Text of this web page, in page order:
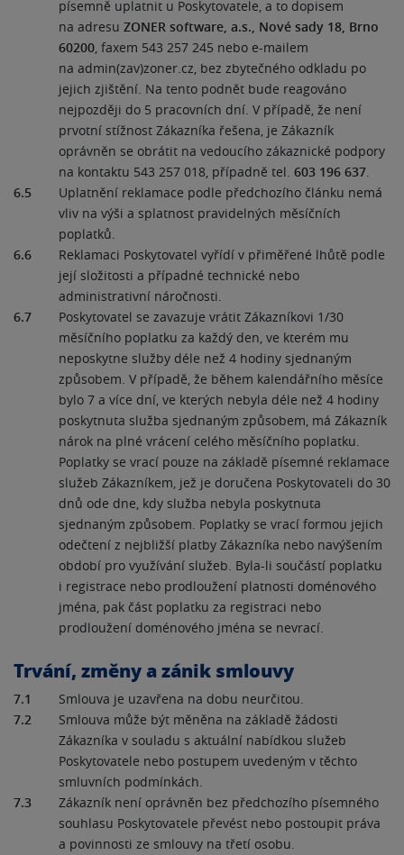
písemně uplatnit u Poskytovatele, a to dopisem
na adresu ZONER software, a.s., Nové sady 18, Brno
60200, faxem 543 257 245 nebo e-mailem
na admin(zav)zoner.cz, bez zbytečného odkladu po
jejich zjištění. Na tento podnět bude reagováno
nejpozději do 5 pracovních dní. V případě, že není
prvotní stížnost Zákazníka řešena, je Zákazník
oprávněn se obrátit na vedoucího zákaznické podpory
na kontaktu 543 257 018, případně tel. 603 196 637.
6.5
Uplatnění reklamace podle předchozího článku nemá
vliv na výši a splatnost pravidelných měsíčních
poplatků.
6.6
Reklamaci Poskytovatel vyřídí v přiměřené lhůtě podle
její složitosti a případné technické nebo
administrativní náročnosti.
6.7
Poskytovatel se zavazuje vrátit Zákazníkovi 1/30
měsíčního poplatku za každý den, ve kterém mu
neposkytne služby déle než 4 hodiny sjednaným
způsobem. V případě, že během kalendářního měsíce
bylo 7 a více dní, ve kterých nebyla déle než 4 hodiny
poskytnuta služba sjednaným způsobem, má Zákazník
nárok na plné vrácení celého měsíčního poplatku.
Poplatky se vrací pouze na základě písemné reklamace
služeb Zákazníkem, jež je doručena Poskytovateli do 30
dnů ode dne, kdy služba nebyla poskytnuta
sjednaným způsobem. Poplatky se vrací formou jejich
odečtení z nejbližší platby Zákazníka nebo navýšením
období pro využívání služeb. Byla-li součástí poplatku
i registrace nebo prodloužení platnosti doménového
jména, pak část poplatku za registraci nebo
prodloužení doménového jména se nevrací.
Trvání, změny a zánik smlouvy
7.1
Smlouva je uzavřena na dobu neurčitou.
7.2
Smlouva může být měněna na základě žádosti
Zákazníka v souladu s aktuální nabídkou služeb
Poskytovatele nebo postupem uvedeným v těchto
smluvních podmínkách.
7.3
Zákazník není oprávněn bez předchozího písemného
souhlasu Poskytovatele převést nebo postoupit práva
a povinnosti ze smlouvy na třetí osobu.